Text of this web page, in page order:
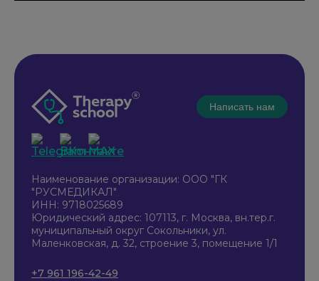
Написать нам
Наименование организации: ООО "ГК
"РУСМЕДИКАЛ"
ИНН: 9718025689
Юридический адрес: 107113, г. Москва, вн.тер.г.
муниципальный округ Сокольники, ул.
Маленковская, д. 32, строение 3, помещение 1/1
+7 961 196-42-49